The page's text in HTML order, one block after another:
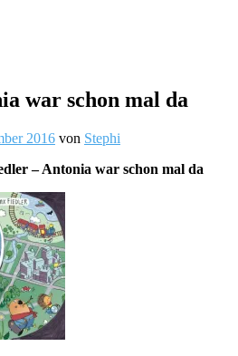
war schon mal da
2016 von Stephi
– Antonia war schon mal da